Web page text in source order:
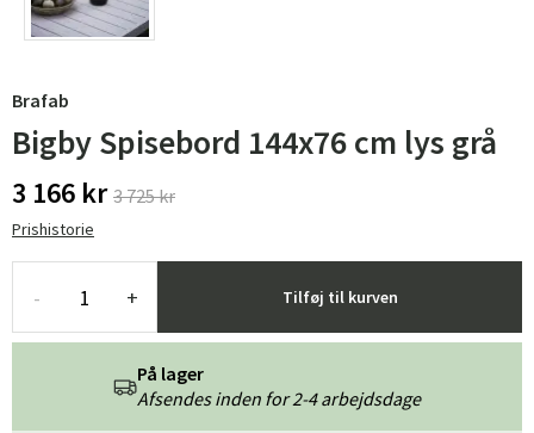
Brafab
Bigby Spisebord 144x76 cm lys grå
3 166 kr 3 725 kr
Prishistorie
- + Tilføj til kurven
På lager
Afsendes inden for 2-4 arbejdsdage